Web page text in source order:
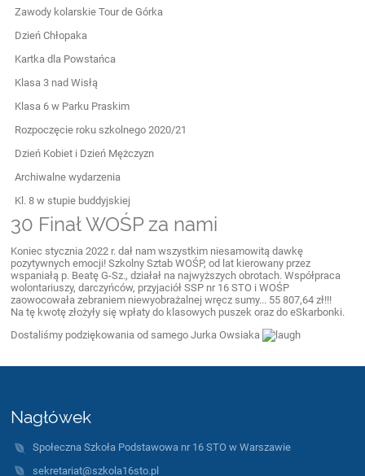
Zawody kolarskie Tour de Górka
Dzień Chłopaka
Kartka dla Powstańca
Klasa 3 nad Wisłą
Klasa 6 w Parku Praskim
Rozpoczęcie roku szkolnego 2020/21
Dzień Kobiet i Dzień Mężczyzn
Archiwalne wydarzenia
Kl. 8 w stupie buddyjskiej
30 Finał WOŚP za nami
Koniec stycznia 2022 r. dał nam wszystkim niesamowitą dawkę
pozytywnych emocji! Szkolny Sztab WOŚP, od lat kierowany przez
wspaniałą p. Beatę G-Sz., działał na najwyższych obrotach. Współpraca
wolontariuszy, darczyńców, przyjaciół SSP nr 16 STO i WOŚP
zaowocowała zebraniem niewyobrażalnej wręcz sumy... 55 807,64 zł!!!
Na tę kwotę złożyły się wpłaty do klasowych puszek oraz do eSkarbonki.
Dostaliśmy podziękowania od samego Jurka Owsiaka
Nagłówek
Społeczna Szkoła Podstawowa nr 16 STO w Warszawie
sekretariat@szkola16sto.pl